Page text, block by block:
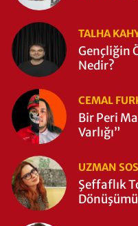
TALHA
Gençliğin
Nedir?
CEMAL
Bir Peri
Varlığı”
UZMAN
Şeffaflık